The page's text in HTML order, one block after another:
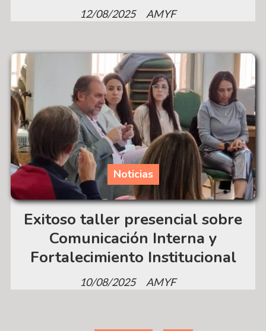
AMYF
12/08/2025
Exitoso taller presencial sobre
Comunicación Interna y
Fortalecimiento Institucional
AMYF
Noticias
10/08/2025